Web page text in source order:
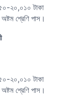
২০,০১০ টাকা
অষ্টম শ্রেণি পাস।
২০,০১০ টাকা
অষ্টম শ্রেণি পাস।